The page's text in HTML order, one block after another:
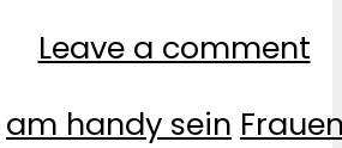
Leave a comment
am handy sein